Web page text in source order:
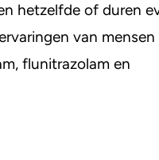
hetzelfde of duren
van mensen
flunitrazolam en